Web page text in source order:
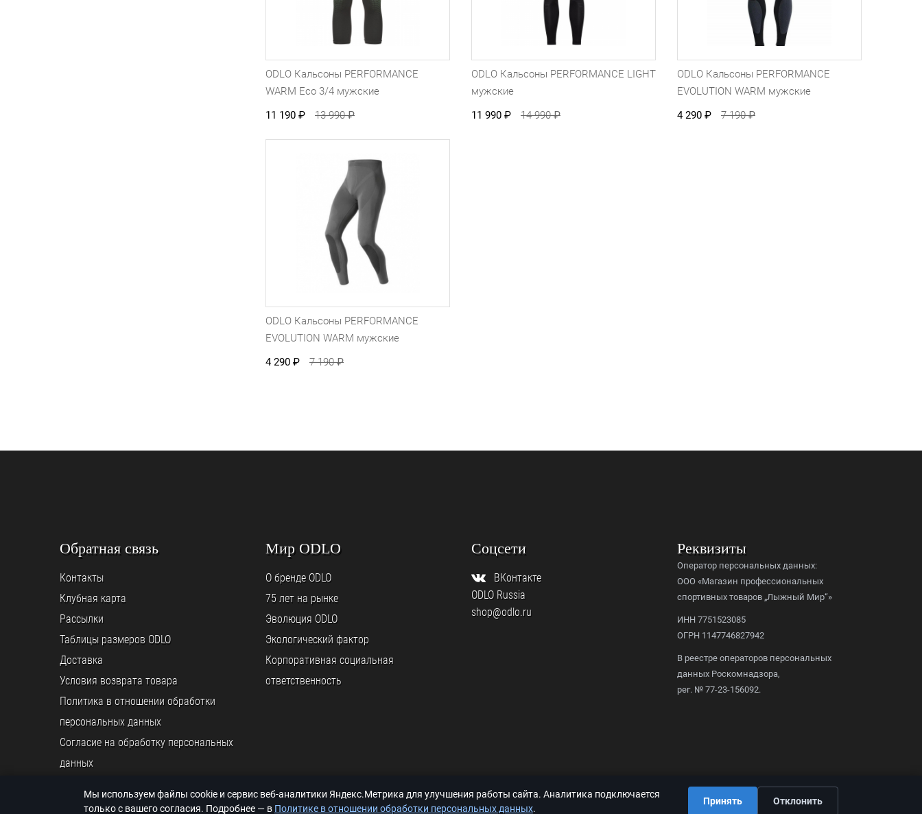
ODLO Кальсоны PERFORMANCE
WARM Eco 3/4 мужские
11 190 ₽ 13 990₽
ODLO Кальсоны PERFORMANCE LIGHT
мужские
11 990 ₽ 14 990₽
ODLO Кальсоны PERFORMANCE
EVOLUTION WARM мужские
4 290 ₽ 7 190₽
ODLO Кальсоны PERFORMANCE
EVOLUTION WARM мужские
4 290 ₽ 7 190₽
Обратная связь
Контакты
Клубная карта
Рассылки
Таблицы размеров ODLO
Доставка
Условия возврата товара
Политика в отношении обработки
персональных данных
Согласие на обработку персональных
данных
Мир ODLO
О бренде ODLO
75 лет на рынке
Эволюция ODLO
Экологический фактор
Корпоративная социальная
ответственность
Соцсети
ВКонтакте
ODLO Russia
shop@odlo.ru
Реквизиты
Оператор персональных данных:
ООО «Магазин профессиональных
спортивных товаров „Лыжный Мир“»
ИНН 7751523085
ОГРН 1147746827942
В реестре операторов персональных
данных Роскомнадзора,
рег. № 77-23-156092.
© ООО «ODLO.RU», 2026
Мы используем файлы cookie и сервис веб-аналитики Яндекс.Метрика для улучшения работы сайта. Аналитика подключается
только с вашего согласия. Подробнее — в Политике в отношении обработки персональных данных.
Принять Отклонить